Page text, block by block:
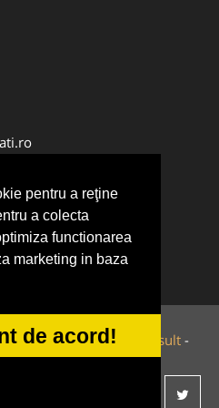
pentru a reţine
a colecta
functionarea
marketing in baza
de acord!
&Tokaido Consult -